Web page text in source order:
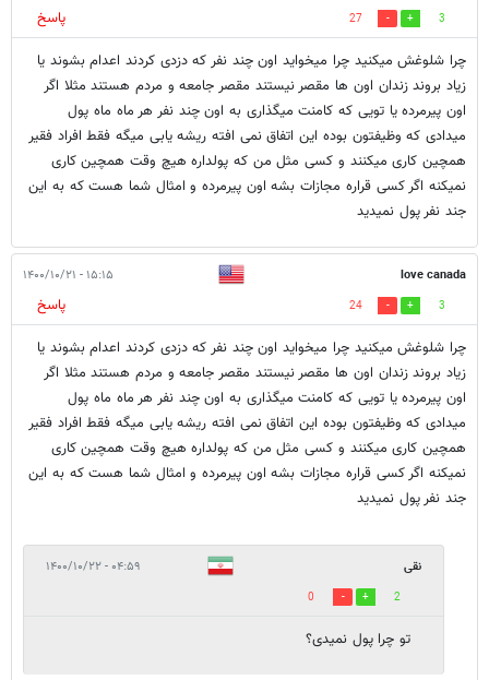
3
27
پاسخ
چرا شلوغش میکنید چرا میخواید اون چند نفر که دزدی کردند اعدام بشوند یا
زیاد بروند زندان اون ها مقصر نیستند مقصر جامعه و مردم هستند مثلا اگر
اون پیرمرده یا تویی که کامنت میگذاری به اون چند نفر هر ماه ماه پول
میدادی که وظیفتون بوده این اتفاق نمی افته ریشه یابی میگه فقط افراد فقیر
همچین کاری میکنند و کسی مثل من که پولداره هیچ وقت همچین کاری
نمیکنه اگر کسی قراره مجازات بشه اون پیرمرده و امثال شما هست که به این
جند نفر پول نمیدید
love canada ۱۵:۱۵ - ۱۴۰۰/۱۰/۲۱
3
24
پاسخ
چرا شلوغش میکنید چرا میخواید اون چند نفر که دزدی کردند اعدام بشوند یا
زیاد بروند زندان اون ها مقصر نیستند مقصر جامعه و مردم هستند مثلا اگر
اون پیرمرده یا تویی که کامنت میگذاری به اون چند نفر هر ماه ماه پول
میدادی که وظیفتون بوده این اتفاق نمی افته ریشه یابی میگه فقط افراد فقیر
همچین کاری میکنند و کسی مثل من که پولداره هیچ وقت همچین کاری
نمیکنه اگر کسی قراره مجازات بشه اون پیرمرده و امثال شما هست که به این
جند نفر پول نمیدید
نقی ۰۴:۵۹ - ۱۴۰۰/۱۰/۲۲
2
0
تو چرا پول نمیدی؟